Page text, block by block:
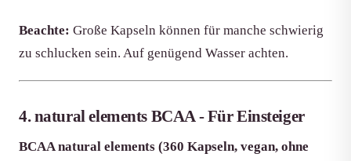
Beachte: Große Kapseln können für manche schwierig
zu schlucken sein. Auf genügend Wasser achten.
4. natural elements BCAA - Für Einsteiger
BCAA natural elements (360 Kapseln, vegan, ohne